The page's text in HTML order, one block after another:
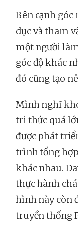
Bên cạnh
dục và tham
một người
góc độ khác
đó cũng tạo
Mình nghĩ
tri thức quá
được phát
trình tổng
khác nhau.
thực hành
hình này còn
truyền thống